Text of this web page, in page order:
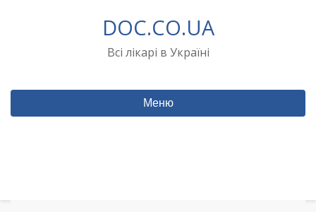
DOC.CO.UA
Всі лікарі в Україні
Меню